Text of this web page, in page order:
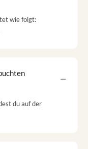
wie folgt:
du auf der